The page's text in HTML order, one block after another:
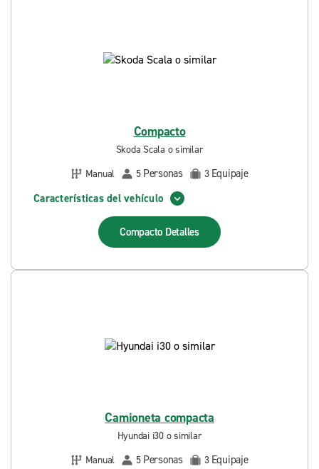
Compacto
Skoda Scala o similar
Manual
5 Personas 3 Equipaje
Características del vehículo
Compacto Detalles
Camioneta compacta
Hyundai i30 o similar
Manual
5 Personas 3 Equipaje